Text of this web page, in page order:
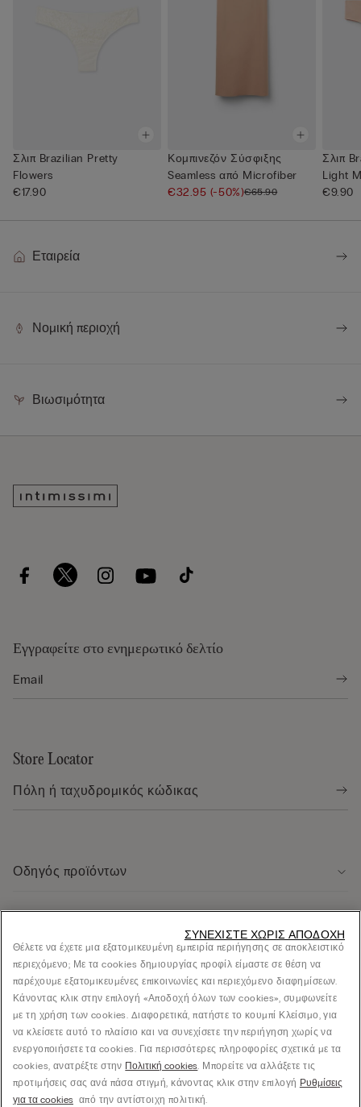
Σλιπ Brazilian Pretty
Flowers
€17.90
Κομπινεζόν Σύσφιξης
Seamless από Microfiber
€32.95 (-50%)€65.90
Σλιπ
Light
€9.90
Εταιρεία
Νομική περιοχή
Βιωσιμότητα
Εγγραφείτε στο ενημερωτικό δελτίο
Store Locator
Οδηγός προϊόντων
Νομική περιοχή
Εταιρεία
© CALZEDONIA SpA, Via Monte Baldo, 20 - 37062 - Dossobuono di Villafranca (VR) -
Θέλετε να έχετε μια εξατομικευμένη εμπειρία περιήγησης σε αποκλειστικό
περιεχόμενο; Με τα cookies δημιουργίας προφίλ είμαστε σε θέση να
παρέχουμε εξατομικευμένες επικοινωνίες και περιεχόμενο διαφημίσεων.
Κάνοντας κλικ στην επιλογή «Αποδοχή όλων των cookies», συμφωνείτε
με τη χρήση των cookies. Διαφορετικά, πατήστε το κουμπί Κλείσιμο, για
να κλείσετε αυτό το πλαίσιο και να συνεχίσετε την περιήγηση χωρίς να
ενεργοποιήσετε τα cookies. Για περισσότερες πληροφορίες σχετικά με τα
cookies, ανατρέξτε στην Πολιτική cookies. Μπορείτε να αλλάξετε τις
προτιμήσεις σας ανά πάσα στιγμή, κάνοντας κλικ στην επιλογή Ρυθμίσεις
για τα cookies από την αντίστοιχη πολιτική.
ΣΥΝΕΧΊΣΤΕ ΧΩΡΊΣ ΑΠΟΔΟΧΉ